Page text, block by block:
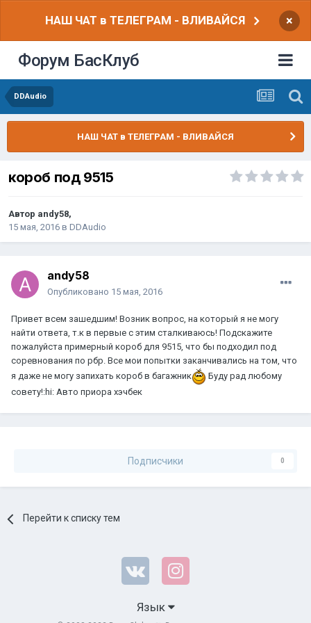
НАШ ЧАТ в ТЕЛЕГРАМ - ВЛИВАЙСЯ ×
Форум БасКлуб
DDAudio
НАШ ЧАТ в ТЕЛЕГРАМ - ВЛИВАЙСЯ
короб под 9515
Автор andy58,
15 мая, 2016 в DDAudio
andy58
Опубликовано 15 мая, 2016
Привет всем зашедшим! Возник вопрос, на который я не могу
найти ответа, т.к в первые с этим сталкиваюсь! Подскажите
пожалуйста примерный короб для 9515, что бы подходил под
соревнования по рбр. Все мои попытки заканчивались на том, что
я даже не могу запихать короб в багажник
Буду рад любому
совету!:hi: Авто приора хэчбек
Подписчики 0
Перейти к списку тем
Язык